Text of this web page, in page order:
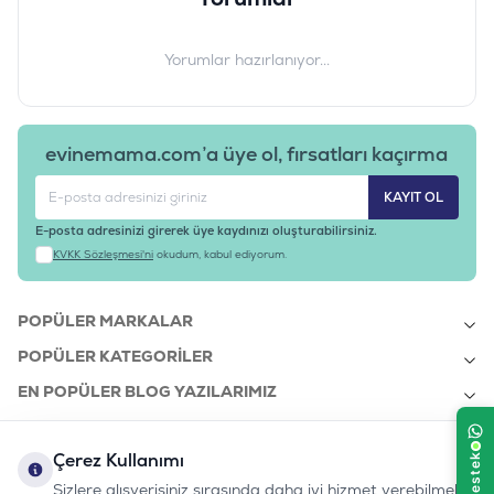
Yorumlar hazırlanıyor...
evinemama.com’a üye ol, fırsatları kaçırma
KAYIT OL
E-posta adresinizi girerek üye kaydınızı oluşturabilirsiniz.
KVKK Sözleşmesi'ni okudum, kabul ediyorum.
POPÜLER MARKALAR
POPÜLER KATEGORILER
EN POPÜLER BLOG YAZILARIMIZ
KURUMSAL
Çerez Kullanımı
Sizlere alışverişiniz sırasında daha iyi hizmet verebilmek